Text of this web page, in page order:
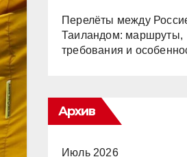
Перелёты между
Таиландом: маршруты,
требования и
Архив
Июль 2026